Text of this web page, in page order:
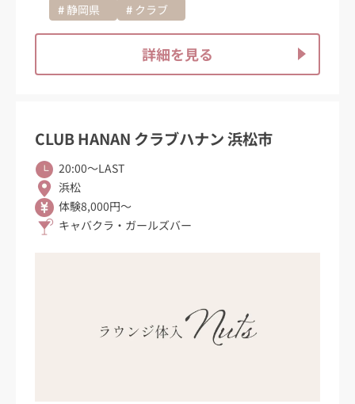
静岡県 クラブ
詳細を見る
CLUB HANAN クラブハナン 浜松市
20:00〜LAST
浜松
体験8,000円～
キャバクラ・ガールズバー